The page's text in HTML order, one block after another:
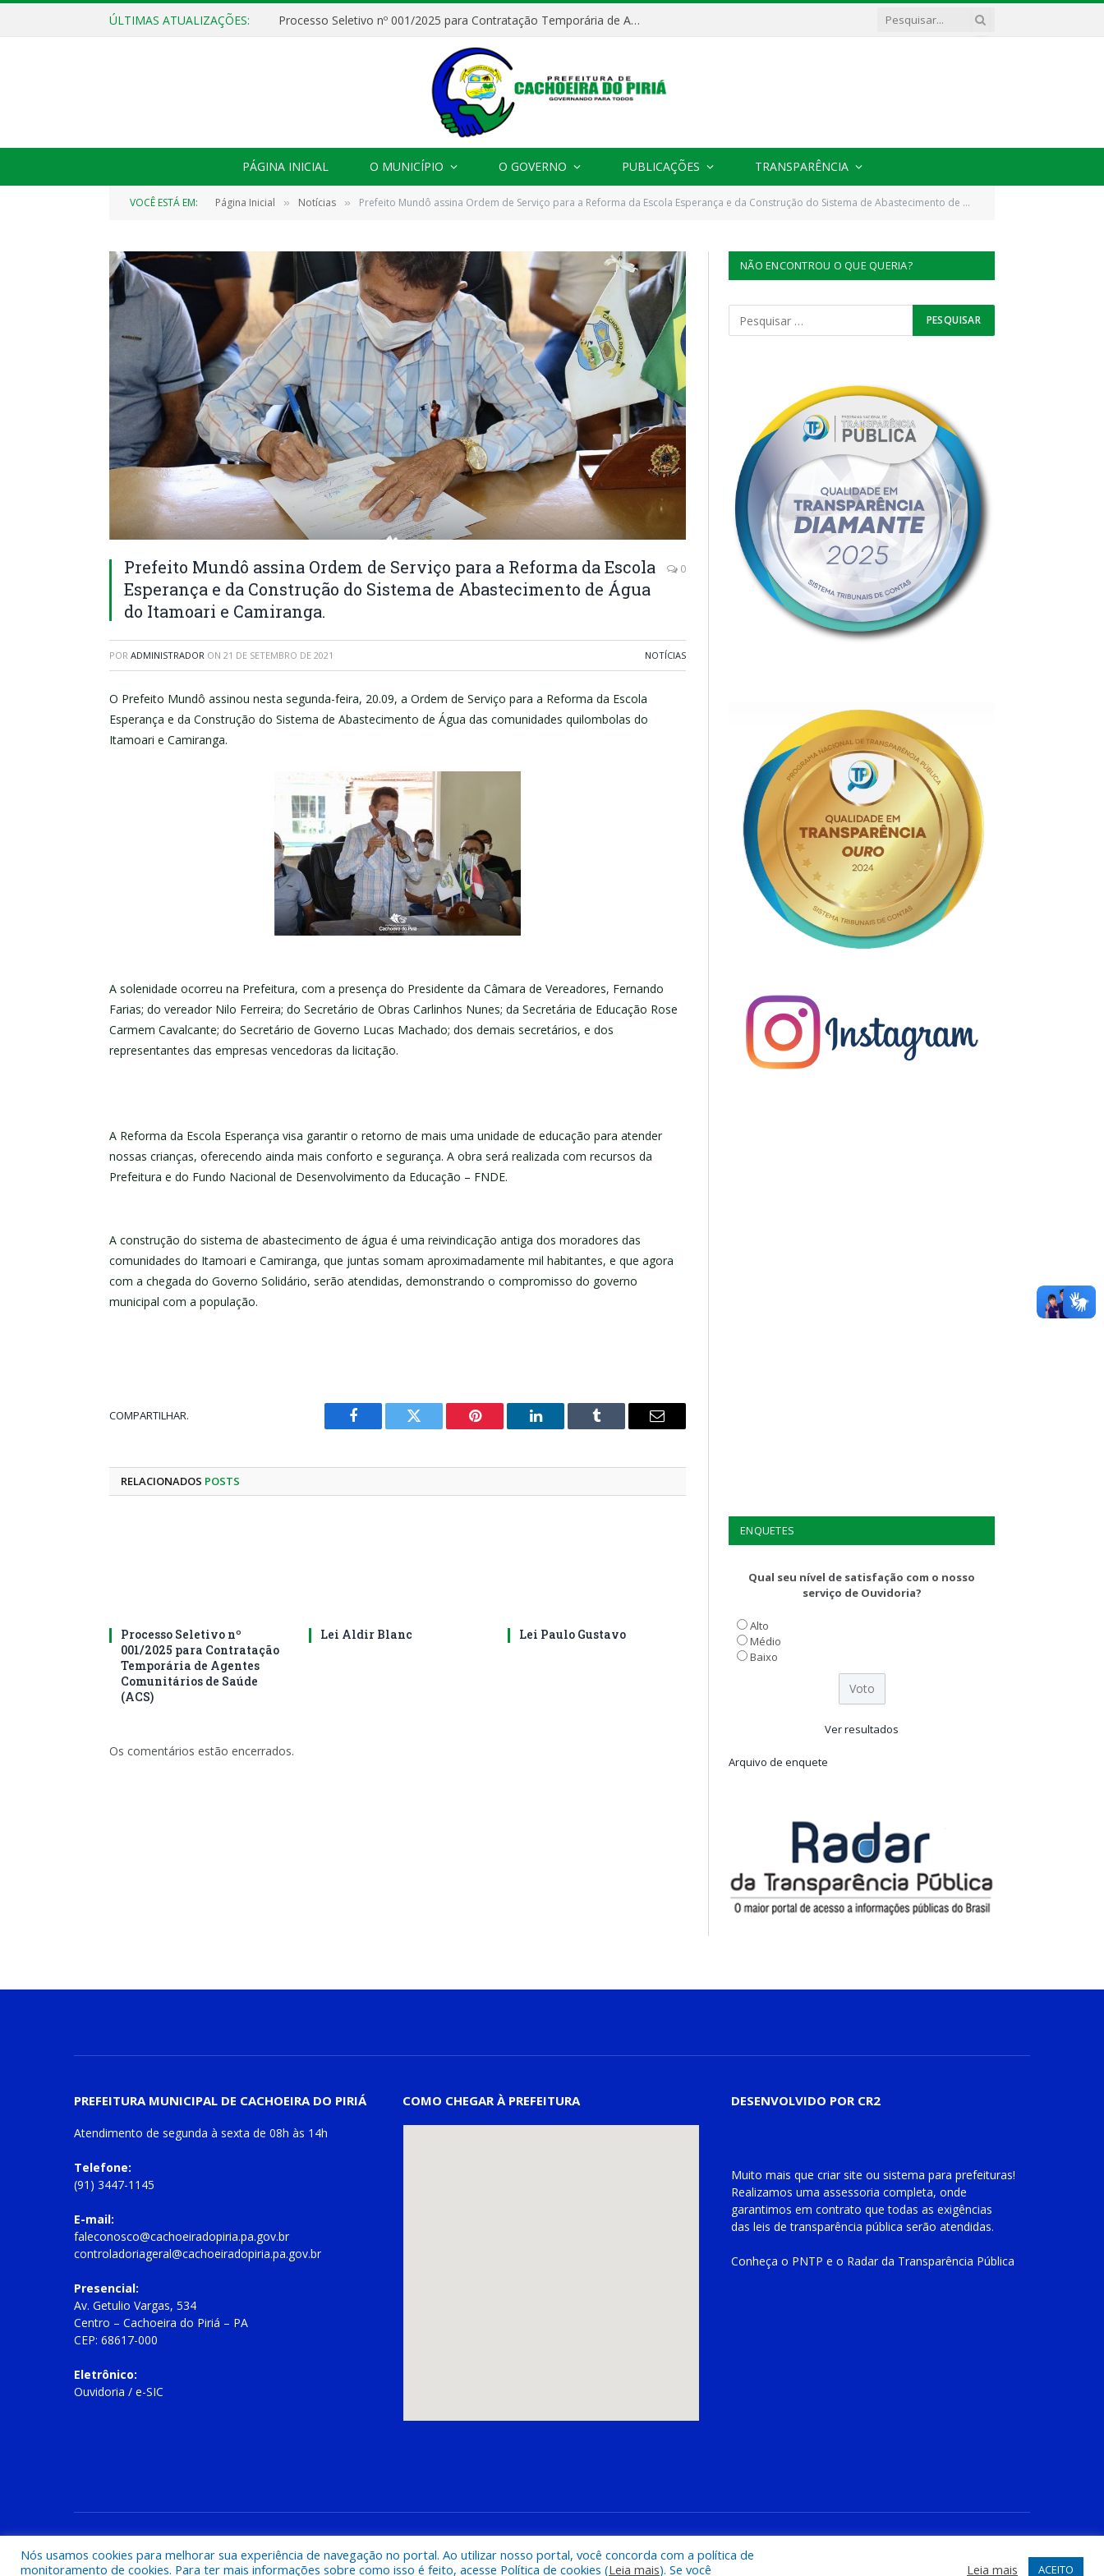
ÚLTIMAS ATUALIZAÇÕES: Processo Seletivo nº 001/2025 para Contratação Temporária de Agentes Comunitários de Saúde (ACS)
PÁGINA INICIAL O MUNICÍPIO O GOVERNO PUBLICAÇÕES TRANSPARÊNCIA
VOCÊ ESTÁ EM: Página Inicial » Notícias » Prefeito Mundô assina Ordem de Serviço para a Reforma da Escola Esperança e da Construção do Sistema de Abastecimento de Água do Itamoari e Camiranga.
Prefeito Mundô assina Ordem de Serviço para a Reforma da Escola
Esperança e da Construção do Sistema de Abastecimento de Água
do Itamoari e Camiranga.
0
POR ADMINISTRADOR ON 21 DE SETEMBRO DE 2021 NOTÍCIAS
O Prefeito Mundô assinou nesta segunda-feira, 20.09, a Ordem de Serviço para a Reforma da Escola
Esperança e da Construção do Sistema de Abastecimento de Água das comunidades quilombolas do
Itamoari e Camiranga.
A solenidade ocorreu na Prefeitura, com a presença do Presidente da Câmara de Vereadores, Fernando
Farias; do vereador Nilo Ferreira; do Secretário de Obras Carlinhos Nunes; da Secretária de Educação Rose
Carmem Cavalcante; do Secretário de Governo Lucas Machado; dos demais secretários, e dos
representantes das empresas vencedoras da licitação.
A Reforma da Escola Esperança visa garantir o retorno de mais uma unidade de educação para atender
nossas crianças, oferecendo ainda mais conforto e segurança. A obra será realizada com recursos da
Prefeitura e do Fundo Nacional de Desenvolvimento da Educação – FNDE.
A construção do sistema de abastecimento de água é uma reivindicação antiga dos moradores das
comunidades do Itamoari e Camiranga, que juntas somam aproximadamente mil habitantes, e que agora
com a chegada do Governo Solidário, serão atendidas, demonstrando o compromisso do governo
municipal com a população.
COMPARTILHAR.
Facebook Twitter Pinterest LinkedIn Tumblr
E-
RELACIONADOS POSTS
Processo Seletivo nº
001/2025 para Contratação
Temporária de Agentes
Comunitários de Saúde
(ACS)
Lei Aldir Blanc Lei Paulo Gustavo
Os comentários estão encerrados.
NÃO ENCONTROU O QUE QUERIA?
ENQUETES
Qual seu nível de satisfação com o nosso
serviço de Ouvidoria?
Alto
Médio
Baixo
Ver resultados
Arquivo de enquete
PREFEITURA MUNICIPAL DE CACHOEIRA DO PIRIÁ
Atendimento de segunda à sexta de 08h às 14h
Telefone:
(91) 3447-1145
E-mail:
faleconosco@cachoeiradopiria.pa.gov.br
controladoriageral@cachoeiradopiria.pa.gov.br
Presencial:
Av. Getulio Vargas, 534
Centro – Cachoeira do Piriá – PA
CEP: 68617-000
Eletrônico:
Ouvidoria / e-SIC
COMO CHEGAR À PREFEITURA DESENVOLVIDO POR CR2
Muito mais que criar site ou sistema para prefeituras!
Realizamos uma assessoria completa, onde
garantimos em contrato que todas as exigências
das leis de transparência pública serão atendidas.
Conheça o PNTP e o Radar da Transparência Pública
Nós usamos cookies para melhorar sua experiência de navegação no portal. Ao utilizar nosso portal, você concorda com a política de
monitoramento de cookies. Para ter mais informações sobre como isso é feito, acesse Política de cookies (Leia mais). Se você Leia mais ACEITO